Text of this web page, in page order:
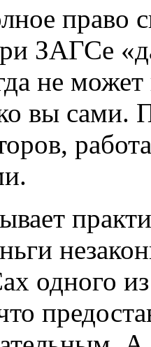
право
ЗАГСе
не может
вы сами.
одного